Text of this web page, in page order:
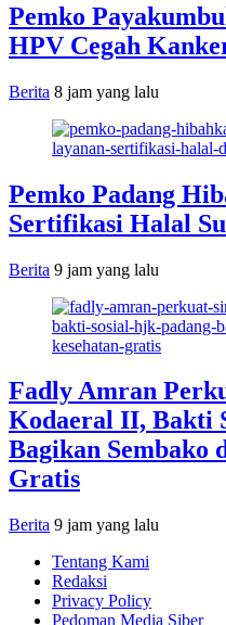
Pemko
HPV Cegah
Berita 8 jam yang lalu
Pemko Padang
Sertifikasi Halal
Berita 9 jam yang lalu
Fadly Amran
Kodaeral II, Bakti
Bagikan Sembako
Gratis
Berita 9 jam yang lalu
Tentang Kami
Redaksi
Privacy Policy
Pedoman Media Siber